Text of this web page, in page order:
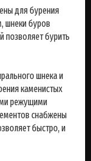
для бурения
шнеки буров
позволяет бурить
шнека и
каменистых
режущими
снабжены
быстро, и